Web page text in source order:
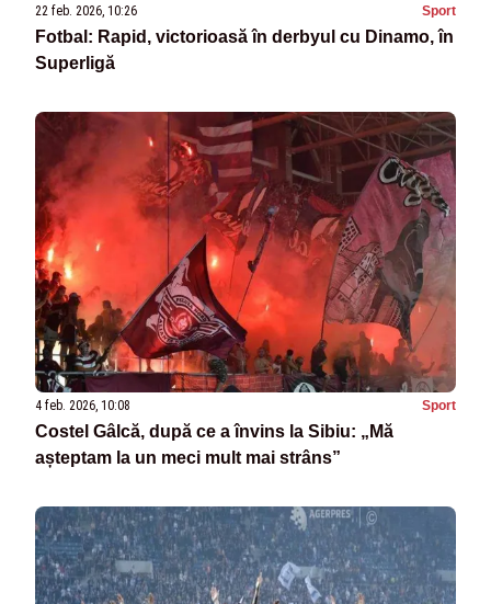
22 feb. 2026, 10:26 Sport
Fotbal: Rapid, victorioasă în derbyul cu Dinamo, în
Superligă
4 feb. 2026, 10:08 Sport
Costel Gâlcă, după ce a învins la Sibiu: „Mă
așteptam la un meci mult mai strâns”